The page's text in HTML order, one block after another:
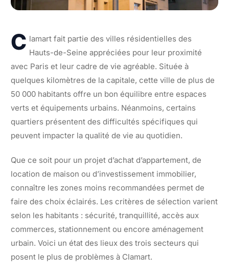
C lamart fait partie des villes résidentielles des
Hauts-de-Seine appréciées pour leur proximité
avec Paris et leur cadre de vie agréable. Située à
quelques kilomètres de la capitale, cette ville de plus de
50 000 habitants offre un bon équilibre entre espaces
verts et équipements urbains. Néanmoins, certains
quartiers présentent des difficultés spécifiques qui
peuvent impacter la qualité de vie au quotidien.
Que ce soit pour un projet d’achat d’appartement, de
location de maison ou d’investissement immobilier,
connaître les zones moins recommandées permet de
faire des choix éclairés. Les critères de sélection varient
selon les habitants : sécurité, tranquillité, accès aux
commerces, stationnement ou encore aménagement
urbain. Voici un état des lieux des trois secteurs qui
posent le plus de problèmes à Clamart.